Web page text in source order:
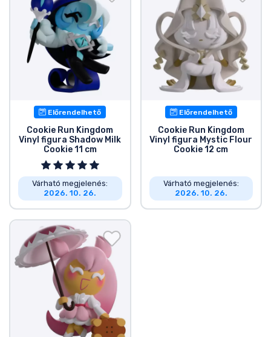
Előrendelhető
Cookie Run Kingdom
Vinyl figura Shadow Milk
Cookie 11 cm
Várható megjelenés:
2026. 10. 26.
Előrendelhető
Cookie Run Kingdom
Vinyl figura Mystic Flour
Cookie 12 cm
Várható megjelenés:
2026. 10. 26.
Szállítás és fizetés
Sorozatos cuccok
Filmes cuccok
Mesés cuccok
Animés cuccok
Gamer cuccok
Sportos cuccok
Zenés cuccok
Terméktípusok
Márkák